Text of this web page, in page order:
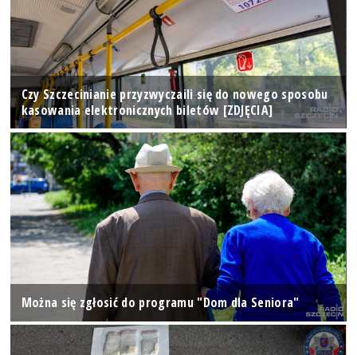
Czy Szczecinianie przyzwyczaili się do nowego sposobu
kasowania elektronicznych biletów [ZDJĘCIA]
Można się zgłosić do programu "Dom dla Seniora"